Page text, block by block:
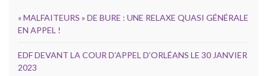
« MALFAITEURS » DE BURE : UNE RELAXE QUASI GÉNÉRALE
EN APPEL !
EDF DEVANT LA COUR D’APPEL D’ORLÉANS LE 30 JANVIER
2023